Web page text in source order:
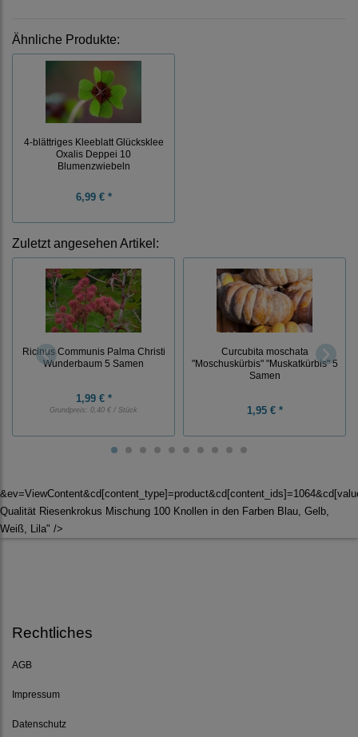
Ähnliche Produkte:
4-blättriges Kleeblatt Glücksklee
Oxalis Deppei 10
Blumenzwiebeln
6,99 € *
Zuletzt angesehen Artikel:
Ricinus Communis Palma Christi
Wunderbaum 5 Samen
1,99 € *
Grundpreis: 0,40 € / Stück
Curcubita moschata
"Moschuskürbis" "Muskatkürbis" 5
Samen
1,95 € *
Qualität Riesenkrokus Mischung 100 Knollen in den Farben Blau, Gelb,
Weiß, Lila" />
Rechtliches
AGB
Impressum
Datenschutz